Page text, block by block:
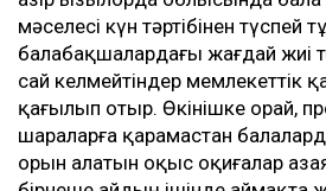
мәселесі күн тәртібінен түспей
балабақшалардағы жағдай жиі
сай келмейтіндер мемлекеттік
қағылып отыр. Өкінішке орай,
шараларға қарамастан
орын алатын оқыс оқиғалар